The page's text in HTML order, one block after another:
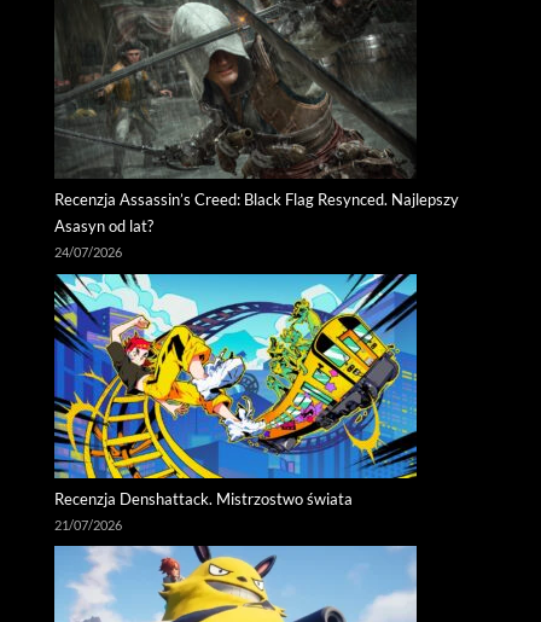
Recenzja Assassin’s Creed: Black Flag Resynced. Najlepszy
Asasyn od lat?
24/07/2026
Recenzja Denshattack. Mistrzostwo świata
21/07/2026